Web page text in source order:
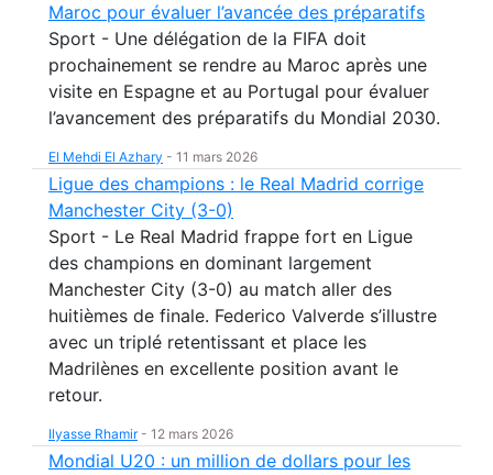
Maroc pour évaluer l’avancée des préparatifs
Sport - Une délégation de la FIFA doit
prochainement se rendre au Maroc après une
visite en Espagne et au Portugal pour évaluer
l’avancement des préparatifs du Mondial 2030.
El Mehdi El Azhary - 11 mars 2026
Ligue des champions : le Real Madrid corrige
Manchester City (3-0)
Sport - Le Real Madrid frappe fort en Ligue
des champions en dominant largement
Manchester City (3-0) au match aller des
huitièmes de finale. Federico Valverde s’illustre
avec un triplé retentissant et place les
Madrilènes en excellente position avant le
retour.
Ilyasse Rhamir- 12 mars 2026
Mondial U20 : un million de dollars pour les